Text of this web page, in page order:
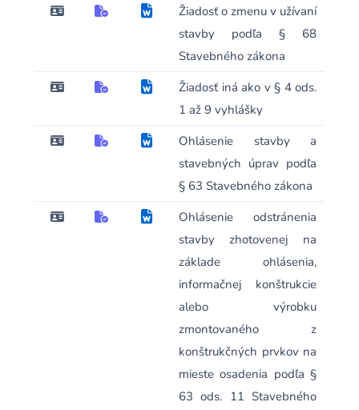
Žiadosť o zmenu v užívaní
stavby podľa § 68
Stavebného zákona
Žiadosť iná ako v § 4 ods.
1 až 9 vyhlášky
Ohlásenie stavby a
stavebných úprav podľa
§ 63 Stavebného zákona
Ohlásenie odstránenia
stavby zhotovenej na
základe ohlásenia,
informačnej konštrukcie
alebo výrobku
zmontovaného z
konštrukčných prvkov na
mieste osadenia podľa §
63 ods. 11 Stavebného